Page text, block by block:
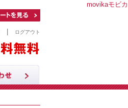
movikaモビカ
ログアウト